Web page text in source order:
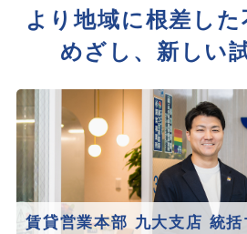
より地域に根差した
めざし、新しい
賃貸営業本部 九大支店 統括